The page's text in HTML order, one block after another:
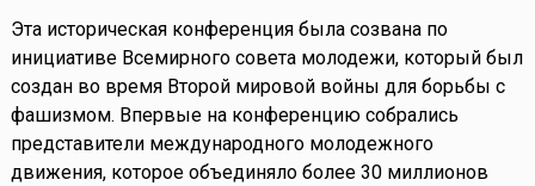
Эта историческая конференция была созвана по
инициативе Всемирного совета молодежи, который был
создан во время Второй мировой войны для борьбы с
фашизмом. Впервые на конференцию собрались
представители международного молодежного
движения, которое объединяло более 30 миллионов